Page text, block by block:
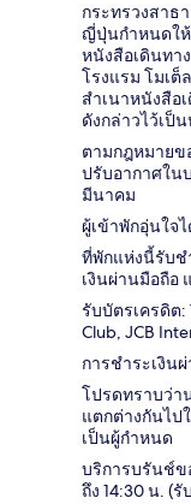
กระทรวงสาธ
ญี่ปุ่นกำหนดให้
หนังสือเดินท
โรงแรม โมเต็
สำเนาหนังสือ
ดังกล่าวไว้เป็
ตามกฎหมายข
ปรับอากาศใน
มีนาคม
ผู้เข้าพักอุ่นใจ
ที่พักแห่งนี้รับช
เงินผ่านมือถือ
รับบัตรเครดิต:
Club, JCB
การชำระเงิน
โปรดทราบว่า
แตกต่างกันไป
เป็นผู้กำหนด
บริการบรันช์ข
ถึง 14:30 น. (